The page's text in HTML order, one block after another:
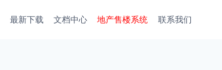
最新下载 文档中心 地产售楼系统 联系我们